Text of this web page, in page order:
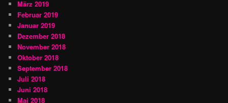
März 2019
Februar 2019
Januar 2019
Dezember 2018
November 2018
Oktober 2018
September 2018
Juli 2018
Juni 2018
Mai 2018